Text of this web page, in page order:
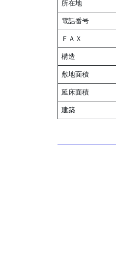
所在地
電話番号
ＦＡＸ
構造
敷地面積
延床面積
建築